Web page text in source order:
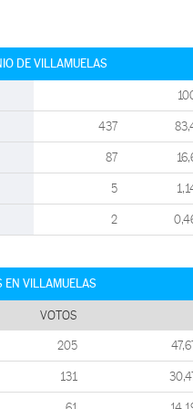
DE VILLAMUELAS
437
87
5
2
EN VILLAMUELAS
VOTOS
205
131